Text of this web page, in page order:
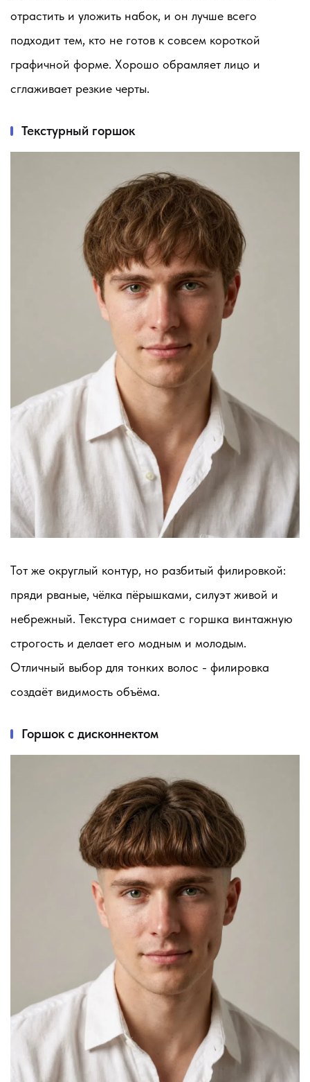
отрастить и уложить набок, и он лучше всего
подходит тем, кто не готов к совсем короткой
графичной форме. Хорошо обрамляет лицо и
сглаживает резкие черты.
Текстурный горшок
Тот же округлый контур, но разбитый филировкой:
пряди рваные, чёлка пёрышками, силуэт живой и
небрежный. Текстура снимает с горшка винтажную
строгость и делает его модным и молодым.
Отличный выбор для тонких волос - филировка
создаёт видимость объёма.
Горшок с дисконнектом